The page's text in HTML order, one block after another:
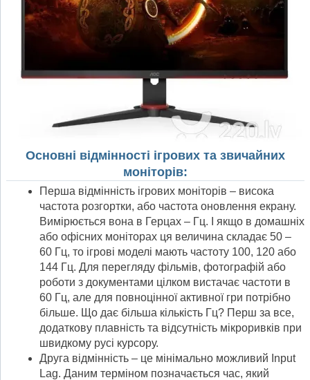
Основні відмінності ігрових та звичайних
моніторів:
Перша відмінність ігрових моніторів – висока
частота розгортки, або частота оновлення екрану.
Вимірюється вона в Герцах – Гц. І якщо в домашніх
або офісних моніторах ця величина складає 50 –
60 Гц, то ігрові моделі мають частоту 100, 120 або
144 Гц. Для перегляду фільмів, фотографій або
роботи з документами цілком вистачає частоти в
60 Гц, але для повноцінної активної гри потрібно
більше. Що дає більша кількість Гц? Перш за все,
додаткову плавність та відсутність мікроривків при
швидкому русі курсору.
Друга відмінність – це мінімально можливий Input
Lag. Даним терміном позначається час, який